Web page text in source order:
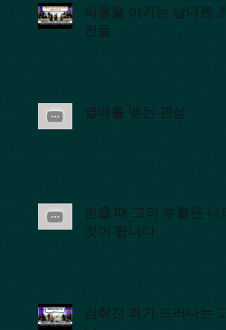
싸움을 이기는 남다른 조
건들
열매를 맺는 관심
믿을 때 그의 부활은 나의
것이 됩니다
감춰진 죄가 드러나는 고